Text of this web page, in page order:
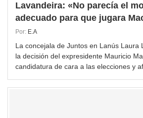
Lavandeira: «No parecía el
adecuado para que jugara
Por: E.A
La concejala de Juntos en Lanús Laura
la decisión del expresidente Mauricio
candidatura de cara a las elecciones y